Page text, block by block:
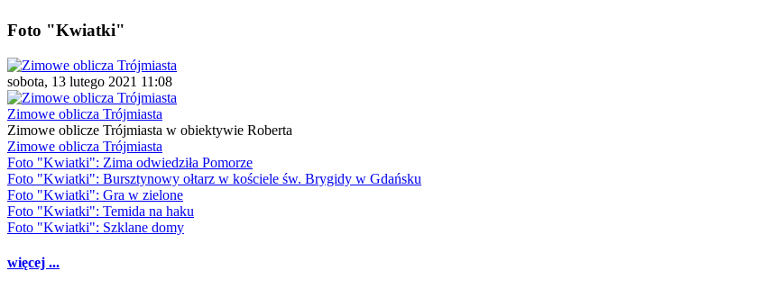
Foto "Kwiatki"
sobota, 13 lutego 2021 11:08
Zimowe oblicza Trójmiasta
Zimowe oblicze Trójmiasta w obiektywie Roberta
Zimowe oblicza Trójmiasta
Foto "Kwiatki": Zima odwiedziła Pomorze
Foto "Kwiatki": Bursztynowy ołtarz w kościele św. Brygidy w Gdańsku
Foto "Kwiatki": Gra w zielone
Foto "Kwiatki": Temida na haku
Foto "Kwiatki": Szklane domy
więcej ...